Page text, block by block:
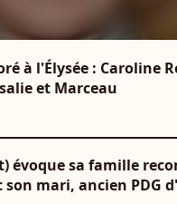
à l'Élysée : Caroline
et Marceau
évoque sa famille
mari, ancien PDG